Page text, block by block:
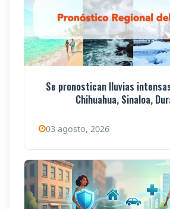
Se pronostican lluvias
Chihuahua, Sinaloa,
03 agosto, 2026